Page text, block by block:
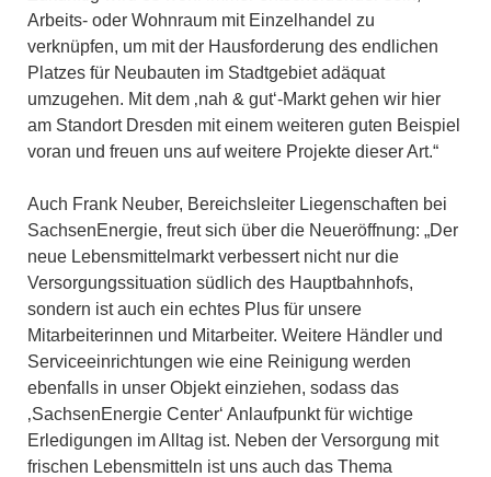
Arbeits- oder Wohnraum mit Einzelhandel zu
verknüpfen, um mit der Hausforderung des endlichen
Platzes für Neubauten im Stadtgebiet adäquat
umzugehen. Mit dem ‚nah & gut‘-Markt gehen wir hier
am Standort Dresden mit einem weiteren guten Beispiel
voran und freuen uns auf weitere Projekte dieser Art.“
Auch Frank Neuber, Bereichsleiter Liegenschaften bei
SachsenEnergie, freut sich über die Neueröffnung: „Der
neue Lebensmittelmarkt verbessert nicht nur die
Versorgungssituation südlich des Hauptbahnhofs,
sondern ist auch ein echtes Plus für unsere
Mitarbeiterinnen und Mitarbeiter. Weitere Händler und
Serviceeinrichtungen wie eine Reinigung werden
ebenfalls in unser Objekt einziehen, sodass das
‚SachsenEnergie Center‘ Anlaufpunkt für wichtige
Erledigungen im Alltag ist. Neben der Versorgung mit
frischen Lebensmitteln ist uns auch das Thema